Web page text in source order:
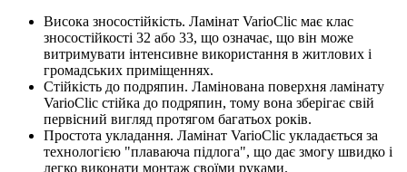
Висока зносостійкість. Ламінат VarioClic має клас
зносостійкості 32 або 33, що означає, що він може
витримувати інтенсивне використання в житлових і
громадських приміщеннях.
Стійкість до подряпин. Ламінована поверхня ламінату
VarioClic стійка до подряпин, тому вона зберігає свій
первісний вигляд протягом багатьох років.
Простота укладання. Ламінат VarioClic укладається за
технологією "плаваюча підлога", що дає змогу швидко і
легко виконати монтаж своїми руками.